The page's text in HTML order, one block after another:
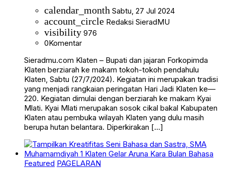
calendar_month Sabtu, 27 Jul 2024
account_circle Redaksi SieradMU
visibility 976
0Komentar
Sieradmu.com Klaten – Bupati dan jajaran Forkopimda
Klaten berziarah ke makam tokoh-tokoh pendahulu
Klaten, Sabtu (27/7/2024). Kegiatan ini merupakan tradisi
yang menjadi rangkaian peringatan Hari Jadi Klaten ke—
220. Kegiatan dimulai dengan berziarah ke makam Kyai
Mlati. Kyai Mlati merupakan sosok cikal bakal Kabupaten
Klaten atau pembuka wilayah Klaten yang dulu masih
berupa hutan belantara. Diperkirakan […]
Featured PAGELARAN